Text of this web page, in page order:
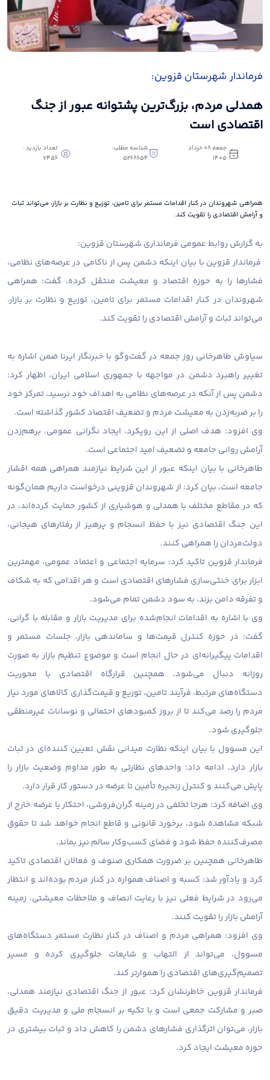
فرماندار شهرستان قزوین:
همدلی مردم، بزرگ‌ترین پشتوانه عبور از جنگ
اقتصادی است
جمعه 08 خرداد
1405
شناسه مطلب:
5268654
تعداد بازدید :
7456
همراهی شهروندان در کنار اقدامات مستمر برای تامین، توزیع و نظارت بر بازار، می‌تواند ثبات
و آرامش اقتصادی را تقویت کند.
به گزارش روابط عمومی فرمانداری شهرستان قزوین:
فرماندار قزوین با بیان اینکه دشمن پس از ناکامی در عرصه‌های نظامی،
فشارها را به حوزه اقتصاد و معیشت منتقل کرده، گفت: همراهی
شهروندان در کنار اقدامات مستمر برای تامین، توزیع و نظارت بر بازار،
می‌تواند ثبات و آرامش اقتصادی را تقویت کند.
سیاوش طاهرخانی روز جمعه در گفت‌وگو با خبرنگار ایرنا ضمن اشاره به
تغییر راهبرد دشمن در مواجهه با جمهوری اسلامی ایران، اظهار کرد:
دشمن پس از آنکه در عرصه‌های نظامی به اهداف خود نرسید، تمرکز خود
را بر ضربه‌زدن به معیشت مردم و تضعیف اقتصاد کشور گذاشته است.
وی افزود: هدف اصلی از این رویکرد، ایجاد نگرانی عمومی، برهم‌زدن
آرامش روانی جامعه و تضعیف امید اجتماعی است.
طاهرخانی با بیان اینکه عبور از این شرایط نیازمند همراهی همه اقشار
جامعه است، بیان کرد: از شهروندان قزوینی درخواست داریم همان‌گونه
که در مقاطع مختلف با همدلی و هوشیاری از کشور حمایت کرده‌اند، در
این جنگ اقتصادی نیز با حفظ انسجام و پرهیز از رفتارهای هیجانی،
دولت‌مردان را همراهی کنند.
فرماندار قزوین تاکید کرد: سرمایه اجتماعی و اعتماد عمومی، مهمترین
ابزار برای خنثی‌سازی فشارهای اقتصادی است و هر اقدامی که به شکاف
و تفرقه دامن بزند، به سود دشمن تمام می‌شود.
وی با اشاره به اقدامات انجام‌شده برای مدیریت بازار و مقابله با گرانی،
گفت: در حوزه کنترل قیمت‌ها و ساماندهی بازار، جلسات مستمر و
اقدامات پیگیرانه‌ای در حال انجام است و موضوع تنظیم بازار به‌ صورت
روزانه دنبال می‌شود،‌ همچنین قرارگاه اقتصادی با محوریت
دستگاه‌های مرتبط، فرآیند تامین، توزیع و قیمت‌گذاری کالاهای مورد نیاز
مردم را رصد می‌کند تا از بروز کمبودهای احتمالی و نوسانات غیرمنطقی
جلوگیری شود.
این مسوول با بیان اینکه نظارت میدانی نقش تعیین‌ کننده‌ای در ثبات
بازار دارد، ادامه داد: واحدهای نظارتی به طور مداوم وضعیت بازار را
پایش می‌کنند و کنترل زنجیره تأمین تا عرضه در دستور کار قرار دارد.
وی اضافه کرد: هرجا تخلفی در زمینه گران‌فروشی، احتکار یا عرضه خارج از
شبکه مشاهده شود، برخورد قانونی و قاطع انجام خواهد شد تا حقوق
مصرف‌کننده حفظ شود و فضای کسب‌وکار سالم نیز بماند.
طاهرخانی همچنین بر ضرورت همکاری صنوف و فعالان اقتصادی تاکید
کرد و یادآور شد: کسبه و اصناف همواره در کنار مردم بوده‌اند و انتظار
می‌رود در شرایط فعلی نیز با رعایت انصاف و ملاحظات معیشتی، زمینه
آرامش بازار را تقویت کنند.
وی افزود: همراهی مردم و اصناف در کنار نظارت مستمر دستگاه‌های
مسوول، می‌تواند از التهاب و شایعات جلوگیری کرده و مسیر
تصمیم‌گیری‌های اقتصادی را هموارتر کند.
فرماندار قزوین خاطرنشان کرد: عبور از جنگ اقتصادی نیازمند همدلی،
صبر و مشارکت جمعی است و با تکیه بر انسجام ملی و مدیریت دقیق
بازار، می‌توان اثرگذاری فشارهای دشمن را کاهش داد و ثبات بیشتری در
حوزه معیشت ایجاد کرد.